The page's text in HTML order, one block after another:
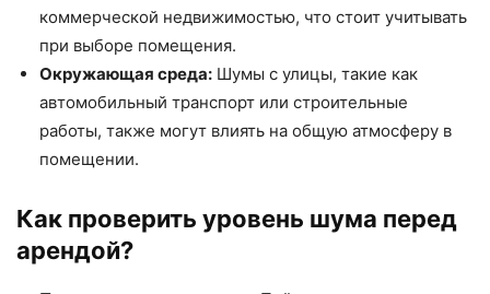
коммерческой недвижимостью, что стоит учитывать
при выборе помещения.
Окружающая среда: Шумы с улицы, такие как
автомобильный транспорт или строительные
работы, также могут влиять на общую атмосферу в
помещении.
Как проверить уровень шума перед
арендой?